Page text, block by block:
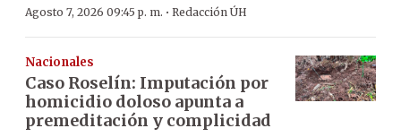
Agosto 7, 2026 09:45 p. m. · Redacción ÚH
Nacionales
Caso Roselín: Imputación por
homicidio doloso apunta a
premeditación y complicidad